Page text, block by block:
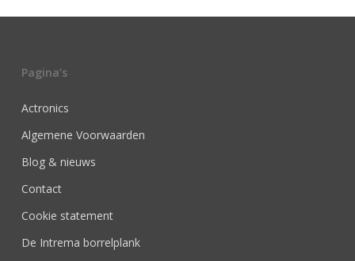
Pagina’s
Actronics
Algemene Voorwaarden
Blog & nieuws
Contact
Cookie statement
De Intrema borrelplank